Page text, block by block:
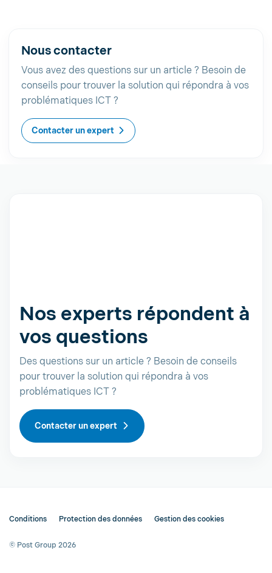
Nous contacter
Vous avez des questions sur un article ? Besoin de
conseils pour trouver la solution qui répondra à vos
problématiques ICT ?
Contacter un expert
Nos experts répondent à
vos questions
Des questions sur un article ? Besoin de conseils
pour trouver la solution qui répondra à vos
problématiques ICT ?
Contacter un expert
Conditions Protection des données Gestion des cookies
© Post Group 2026